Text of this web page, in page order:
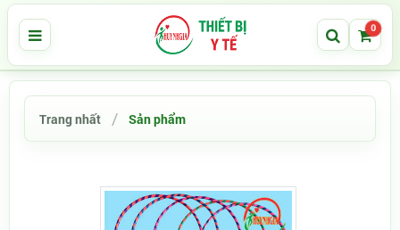
0
Trang nhất Sản phẩm